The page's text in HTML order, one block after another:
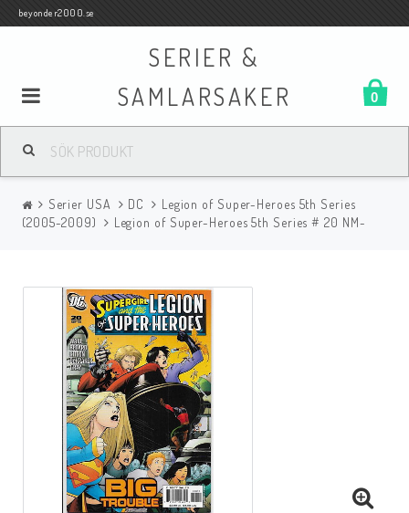
beyonder2000.se
SERIER &
SAMLARSAKER
0
Samlar- och Spelkort
Serier
Böcker
Mynt och Sedlar
Serier USA DC
Legion of Super-Heroes 5th Series
(2005-2009)
Legion of Super-Heroes 5th Series # 20 NM-